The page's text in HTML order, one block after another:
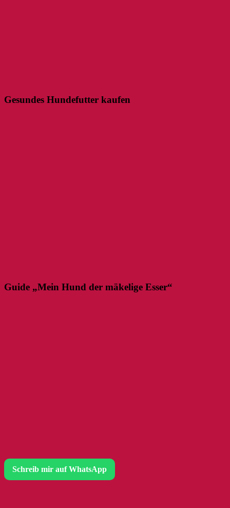
Gesundes Hundefutter kaufen
Guide „Mein Hund der mäkelige Esser“
Schreib mir auf WhatsApp